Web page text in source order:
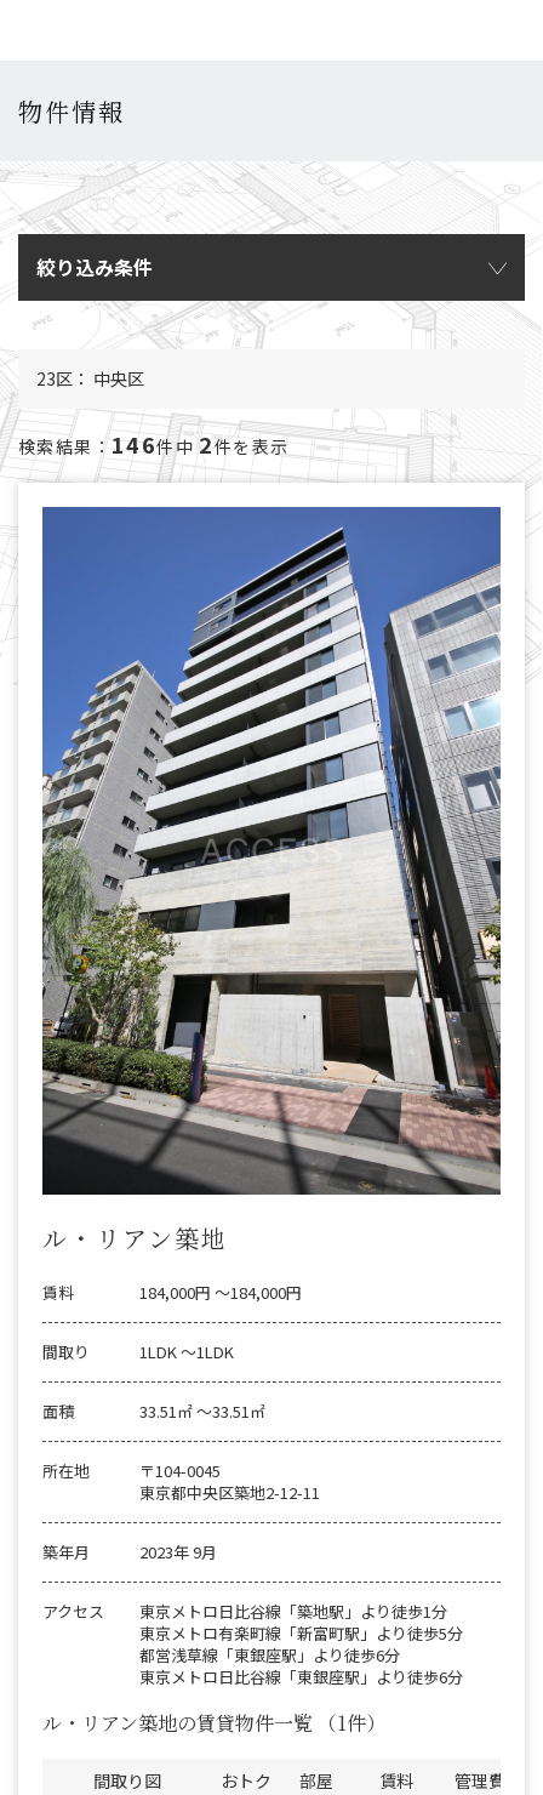
物件情報
絞り込み条件
23区： 中央区
検索結果：146件中2件を表示
ル・リアン築地
賃料 184,000円 〜184,000円
間取り 1LDK 〜1LDK
面積 33.51㎡ 〜33.51㎡
所在地
〒104-0045
東京都中央区築地2-12-11
築年月 2023年 9月
アクセス
東京メトロ日比谷線「築地駅」より徒歩1分
東京メトロ有楽町線「新富町駅」より徒歩5分
都営浅草線「東銀座駅」より徒歩6分
東京メトロ日比谷線「東銀座駅」より徒歩6分
ル・リアン築地の賃貸物件一覧 （1件）
間取り図 おトク 部屋 賃料 管理費